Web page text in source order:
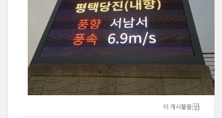
이 게시물을